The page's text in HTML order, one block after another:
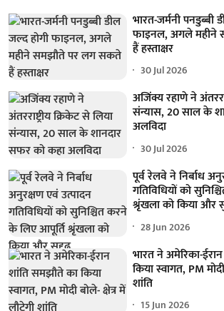
भारत-जर्मनी पनडुब्बी
फाइनल, अगले
हैं हस्ताक्षर
30 Jul 2026
अजिंक्य रहाणे ने
संन्यास, 20 साल के
अलविदा
30 Jul 2026
पूर्व रेलवे ने निर्बाध
गतिविधियों को
श्रृंखला को किया और
28 Jun 2026
भारत ने अमेरिका-
किया स्वागत, PM
शांति
15 Jun 2026